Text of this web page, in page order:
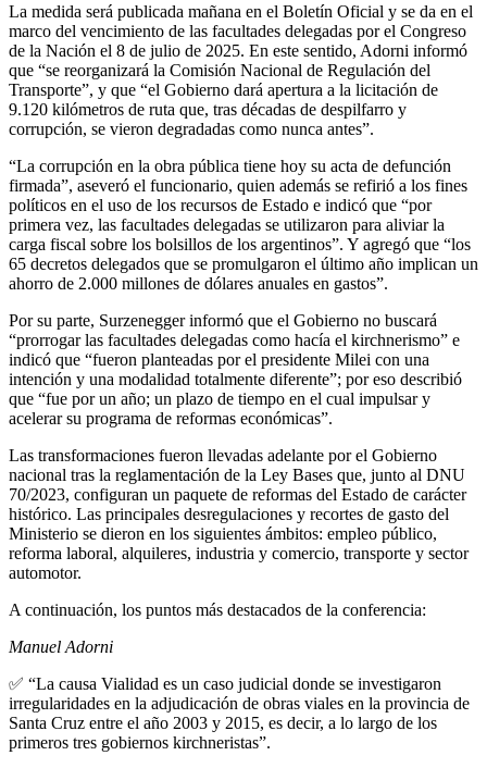
La medida será publicada mañana en el Boletín Oficial y se da en el
marco del vencimiento de las facultades delegadas por el Congreso
de la Nación el 8 de julio de 2025. En este sentido, Adorni informó
que “se reorganizará la Comisión Nacional de Regulación del
Transporte”, y que “el Gobierno dará apertura a la licitación de
9.120 kilómetros de ruta que, tras décadas de despilfarro y
corrupción, se vieron degradadas como nunca antes”.
“La corrupción en la obra pública tiene hoy su acta de defunción
firmada”, aseveró el funcionario, quien además se refirió a los fines
políticos en el uso de los recursos de Estado e indicó que “por
primera vez, las facultades delegadas se utilizaron para aliviar la
carga fiscal sobre los bolsillos de los argentinos”. Y agregó que “los
65 decretos delegados que se promulgaron el último año implican un
ahorro de 2.000 millones de dólares anuales en gastos”.
Por su parte, Surzenegger informó que el Gobierno no buscará
“prorrogar las facultades delegadas como hacía el kirchnerismo” e
indicó que “fueron planteadas por el presidente Milei con una
intención y una modalidad totalmente diferente”; por eso describió
que “fue por un año; un plazo de tiempo en el cual impulsar y
acelerar su programa de reformas económicas”.
Las transformaciones fueron llevadas adelante por el Gobierno
nacional tras la reglamentación de la Ley Bases que, junto al DNU
70/2023, configuran un paquete de reformas del Estado de carácter
histórico. Las principales desregulaciones y recortes de gasto del
Ministerio se dieron en los siguientes ámbitos: empleo público,
reforma laboral, alquileres, industria y comercio, transporte y sector
automotor.
A continuación, los puntos más destacados de la conferencia:
Manuel Adorni
✅ “La causa Vialidad es un caso judicial donde se investigaron
irregularidades en la adjudicación de obras viales en la provincia de
Santa Cruz entre el año 2003 y 2015, es decir, a lo largo de los
primeros tres gobiernos kirchneristas”.